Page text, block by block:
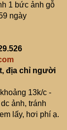
1 bức ảnh gỗ
ngày
địa chỉ người
13k/c -
ảnh, tránh
lấy, hơi phí ạ.